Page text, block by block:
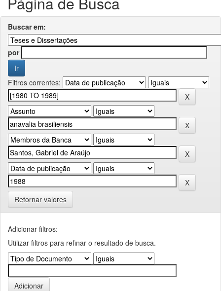
Buscar em:
por
Filtros correntes:
Retornar valores
Adicionar filtros:
Utilizar filtros para refinar o resultado de busca.